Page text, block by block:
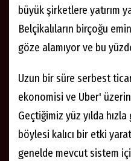
büyük şirketlere yatırım
Belçikalıların birçoğu
göze alamıyor ve bu
Uzun bir süre serbest
ekonomisi ve Uber'
Geçtiğimiz yüz yılda
böylesi kalıcı bir etki
genelde mevcut sistem